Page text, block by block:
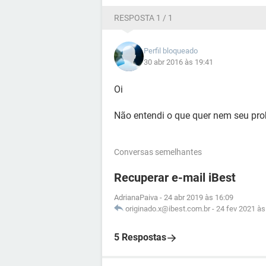
RESPOSTA 1 / 1
Perfil bloqueado
30 abr 2016 às 19:41
Oi
Não entendi o que quer nem seu
Conversas semelhantes
Recuperar e-mail iBest
AdrianaPaiva - 24 abr 2019 às 16:09
originado.x@ibest.com.br - 24 fev 2021
5 Respostas